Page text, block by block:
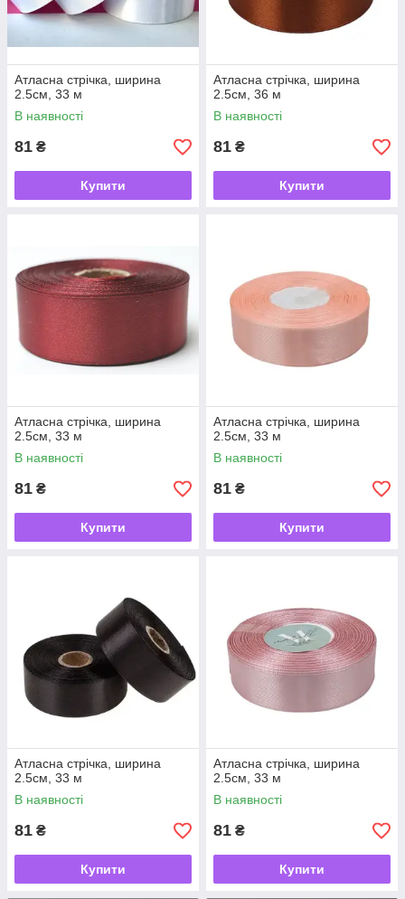
Атласна стрічка, ширина
2.5см, 33 м
В наявності
81 ₴
Купити
Атласна стрічка, ширина
2.5см, 36 м
В наявності
81 ₴
Купити
Атласна стрічка, ширина
2.5см, 33 м
В наявності
81 ₴
Купити
Атласна стрічка, ширина
2.5см, 33 м
В наявності
81 ₴
Купити
Атласна стрічка, ширина
2.5см, 33 м
В наявності
81 ₴
Купити
Атласна стрічка, ширина
2.5см, 33 м
В наявності
81 ₴
Купити